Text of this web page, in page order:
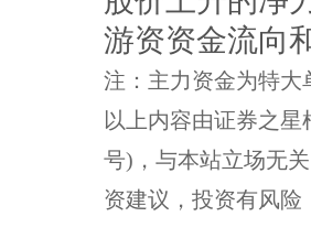
游资资金流向
注：主力资金为特大
以上内容由证券之星
号)，与本站立场无
资建议，投资有风险